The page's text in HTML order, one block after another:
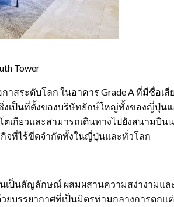
Tower
าสระดับโลก ในอาคาร Grade A ที่มีชื่อเ
งเป็นที่ตั้งของบริษัทยักษ์ใหญ่ทั้งของญี่ปุ่น
เกียวและสามารถเดินทางไปยังสนามบิ
กิจที่ไร้ขีดจำกัดทั้งในญี่ปุ่นและทั่วโลก
นเป็นสัญลักษณ์ ผสมผสานความสง่างามแ
ยบรรยากาศที่เป็นมิตรท่ามกลางการตกแ